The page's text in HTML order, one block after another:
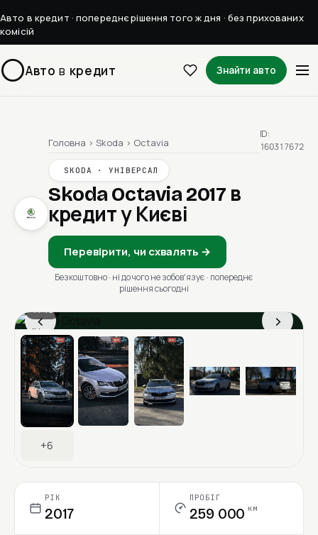
Авто в кредит · попереднє рішення того ж дня · без прихованих
комісій
Авто в кредит Знайти авто
Головна › Skoda › Octavia
SKODA · УНІВЕРСАЛ
Skoda Octavia 2017 в
кредит у Києві
Перевірити, чи схвалять →
Безкоштовно · ні до чого не зобовʼязує · попереднє
рішення сьогодні
ID:
160317672
‹ ›
1 / 13
Ціна в місяць
+6
РІК
2017
ПРОБІГ
259 000 км